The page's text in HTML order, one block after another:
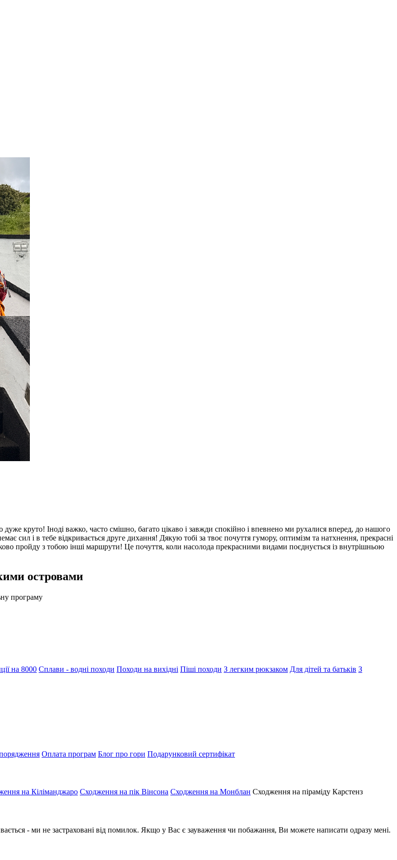
круто! Іноді важко, часто смішно, багато цікаво і завжди спокійно і впевнено ми рухалися вперед, до нашого
сил і в тебе відкривається друге дихання! Дякую тобі за твоє почуття гумору, оптимізм та натхнення, прекрасні
пройду з тобою інші маршрути! Це почуття, коли насолода прекрасними видами поєднується із внутрішньою
островами
програму
на 8000 Сплави - водні походи Походи на вихідні Піші походи З легким рюкзаком Для дітей та батьків З
Оплата програм Блог про гори Подарунковий сертифікат
на Кіліманджаро Сходження на пік Вінсона Сходження на Монблан Сходження на піраміду Карстенз
- ми не застраховані від помилок. Якщо у Вас є зауваження чи побажання, Ви можете написати одразу мені.